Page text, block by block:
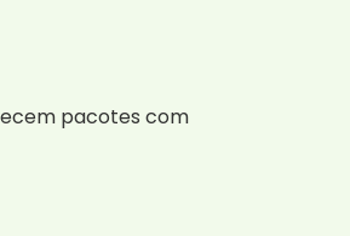
pacotes com